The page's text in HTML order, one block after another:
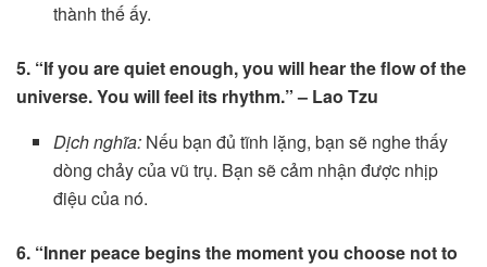
thành thế ấy.
5. “If you are quiet enough, you will hear the flow of the
universe. You will feel its rhythm.” – Lao Tzu
Dịch nghĩa: Nếu bạn đủ tĩnh lặng, bạn sẽ nghe thấy
dòng chảy của vũ trụ. Bạn sẽ cảm nhận được nhịp
điệu của nó.
6. “Inner peace begins the moment you choose not to